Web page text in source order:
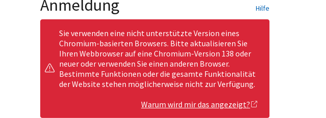
Anmeldung Hilfe
Sie verwenden eine nicht unterstützte Version eines
Chromium-basierten Browsers. Bitte aktualisieren Sie
Ihren Webbrowser auf eine Chromium-Version 138 oder
neuer oder verwenden Sie einen anderen Browser.
Bestimmte Funktionen oder die gesamte Funktionalität
der Website stehen möglicherweise nicht zur Verfügung.
Warum wird mir das angezeigt?